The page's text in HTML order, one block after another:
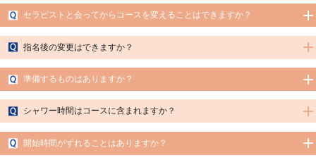
A.セラピストをご指名せず、当店にお任せして頂くコースです。
簡単にお好みをお伝え頂ければ、ご案内可能なセラピストの中で、最もご希望に合
うセラピストをご案内させて頂きます。
セラピストと会ってからコースを変えることはできますか？
A.ご予約時のコース時間を抑えていますので、コースを短くすることはできませ
ん。後ろの予約がなければ、追加料金にてコースを長くすることは可能となりま
す。
指名後の変更はできますか？
A.原則、ご指名のセラピストの変更はお断りしております。ご予約が成立した時点
で他のお客様からのお問い合わせをお断りしておりますので、あらかじめご了承く
ださいませ。
準備するものはありますか？
A.施術に必要な物は全てこちらで準備しておりますので、手ぶらでご利用いただけ
ます。シャワー時のアメニティもご用意しております。
シャワー時間はコースに含まれますか？
A.コース時間は、シャワー時間を含んだお時間となっておりますので、あらかじめ
ご了承くださいませ。
開始時間がずれることはありますか？